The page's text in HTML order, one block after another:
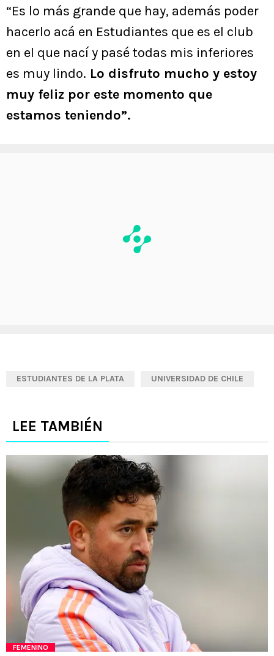
“Es lo más grande que hay, además poder
hacerlo acá en Estudiantes que es el club
en el que nací y pasé todas mis inferiores
es muy lindo. Lo disfruto mucho y estoy
muy feliz por este momento que
estamos teniendo”.
ESTUDIANTES DE LA PLATA UNIVERSIDAD DE CHILE
LEE TAMBIÉN
FEMENINO